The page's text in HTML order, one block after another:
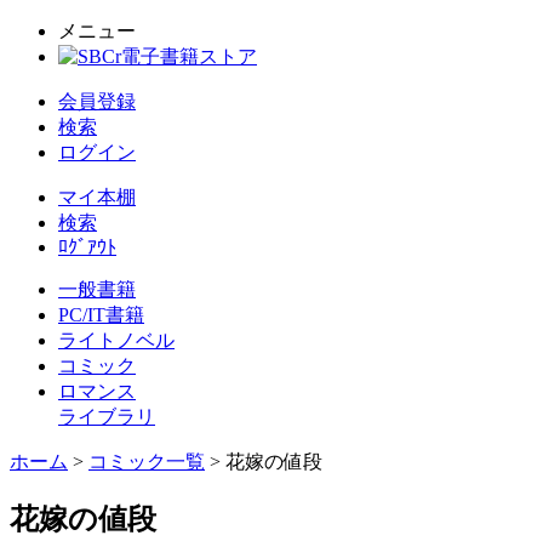
メニュー
会員登録
検索
ログイン
マイ本棚
検索
ﾛｸﾞｱｳﾄ
一般書籍
PC/IT書籍
ライトノベル
コミック
ロマンス
ライブラリ
ホーム > コミック一覧 > 花嫁の値段
花嫁の値段